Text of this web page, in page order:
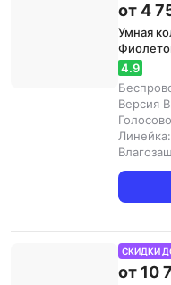
от 4
Умная
4.9
Версия
Линейка:
СКИДКИ
от 10